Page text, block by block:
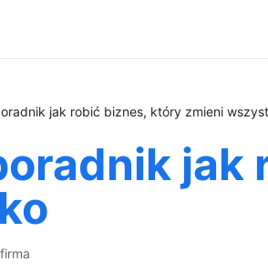
jak robić biznes, który zmieni
jak
firma